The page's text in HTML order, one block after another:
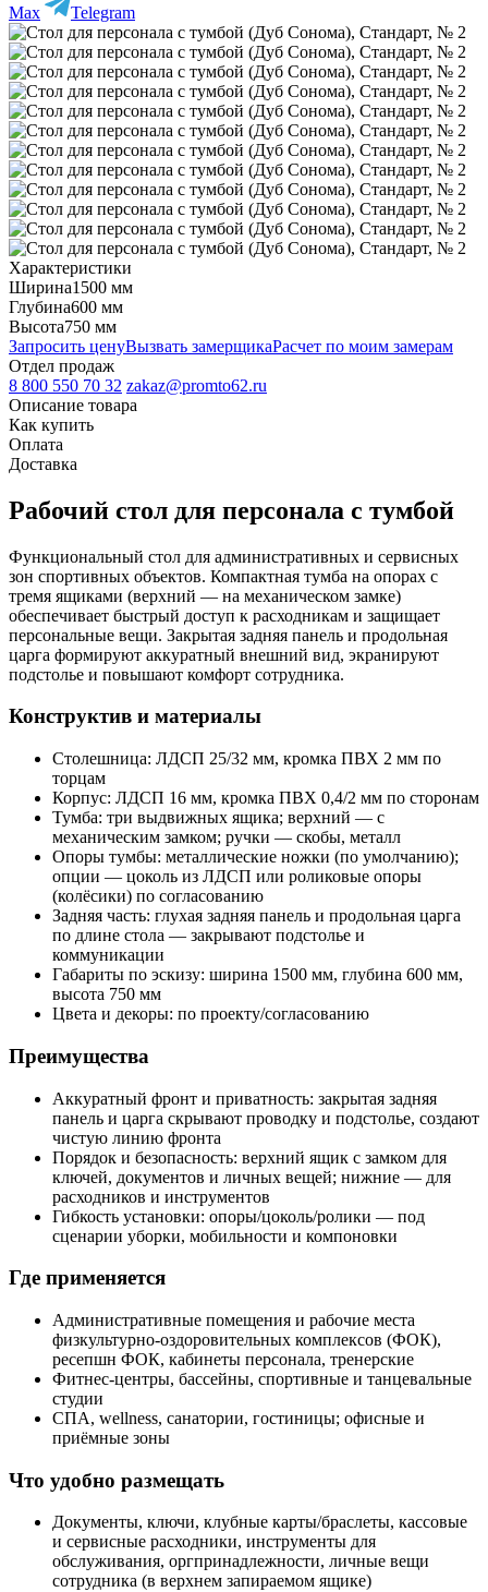
Max Telegram
Характеристики
Ширина1500 мм
Глубина600 мм
Высота750 мм
Запросить ценуВызвать замерщикаРасчет по моим замерам
Отдел продаж
8 800 550 70 32 zakaz@promto62.ru
Описание товара
Как купить
Оплата
Доставка
Рабочий стол для персонала с тумбой
Функциональный стол для административных и сервисных
зон спортивных объектов. Компактная тумба на опорах с
тремя ящиками (верхний — на механическом замке)
обеспечивает быстрый доступ к расходникам и защищает
персональные вещи. Закрытая задняя панель и продольная
царга формируют аккуратный внешний вид, экранируют
подстолье и повышают комфорт сотрудника.
Конструктив и материалы
Столешница: ЛДСП 25/32 мм, кромка ПВХ 2 мм по
торцам
Корпус: ЛДСП 16 мм, кромка ПВХ 0,4/2 мм по сторонам
Тумба: три выдвижных ящика; верхний — с
механическим замком; ручки — скобы, металл
Опоры тумбы: металлические ножки (по умолчанию);
опции — цоколь из ЛДСП или роликовые опоры
(колёсики) по согласованию
Задняя часть: глухая задняя панель и продольная царга
по длине стола — закрывают подстолье и
коммуникации
Габариты по эскизу: ширина 1500 мм, глубина 600 мм,
высота 750 мм
Цвета и декоры: по проекту/согласованию
Преимущества
Аккуратный фронт и приватность: закрытая задняя
панель и царга скрывают проводку и подстолье, создают
чистую линию фронта
Порядок и безопасность: верхний ящик с замком для
ключей, документов и личных вещей; нижние — для
расходников и инструментов
Гибкость установки: опоры/цоколь/ролики — под
сценарии уборки, мобильности и компоновки
Где применяется
Административные помещения и рабочие места
физкультурно‑оздоровительных комплексов (ФОК),
ресепшн ФОК, кабинеты персонала, тренерские
Фитнес‑центры, бассейны, спортивные и танцевальные
студии
СПА, wellness, санатории, гостиницы; офисные и
приёмные зоны
Что удобно размещать
Документы, ключи, клубные карты/браслеты, кассовые
и сервисные расходники, инструменты для
обслуживания, оргпринадлежности, личные вещи
сотрудника (в верхнем запираемом ящике)